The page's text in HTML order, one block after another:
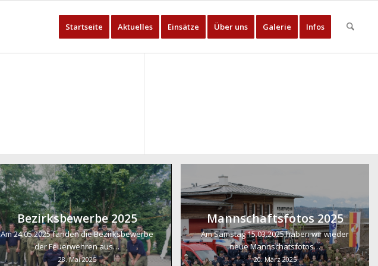
Startseite Aktuelles Einsätze Über uns Galerie Infos
Bezirksbewerbe 2025
Am 24.05.2025 fanden die Bezirksbewerbe
der Feuerwehren aus…
28. Mai 2025
Mannschaftsfotos 2025
Am Samstag 15.03.2025 haben wir wieder
neue Mannschatsfotos…
20. März 2025